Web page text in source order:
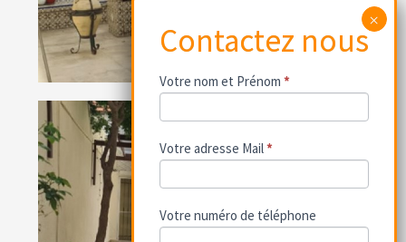
Contactez
Votre nom et Prénom *
Votre adresse Mail*
Votre numéro de téléphone